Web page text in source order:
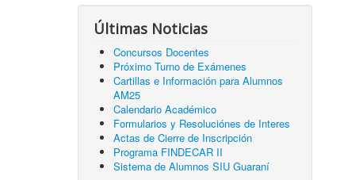
Últimas Noticias
Concursos Docentes
Próximo Turno de Exámenes
Cartillas e Información para Alumnos
AM25
Calendario Académico
Formularios y Resoluciónes de Interes
Actas de Cierre de Inscripción
Programa FINDECAR II
Sistema de Alumnos SIU Guaraní